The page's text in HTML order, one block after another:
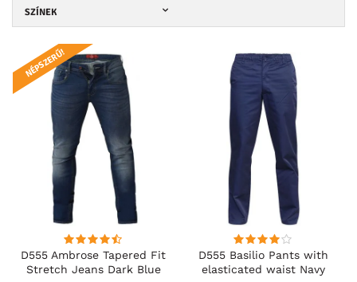
SZÍNEK
D555 Ambrose Tapered Fit
Stretch Jeans Dark Blue
NÉPSZERŰ!
D555 Basilio Pants with
elasticated waist Navy